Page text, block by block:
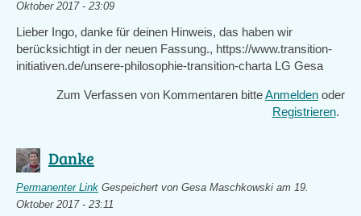
Oktober 2017 - 23:09
Lieber Ingo, danke für deinen Hinweis, das haben wir
berücksichtigt in der neuen Fassung., https://www.transition-
initiativen.de/unsere-philosophie-transition-charta LG Gesa
Zum Verfassen von Kommentaren bitteAnmelden oder
Registrieren.
Danke
Permanenter Link Gespeichert von Gesa Maschkowski am 19.
Oktober 2017 - 23:11